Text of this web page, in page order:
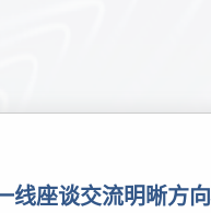
线座谈交流明晰